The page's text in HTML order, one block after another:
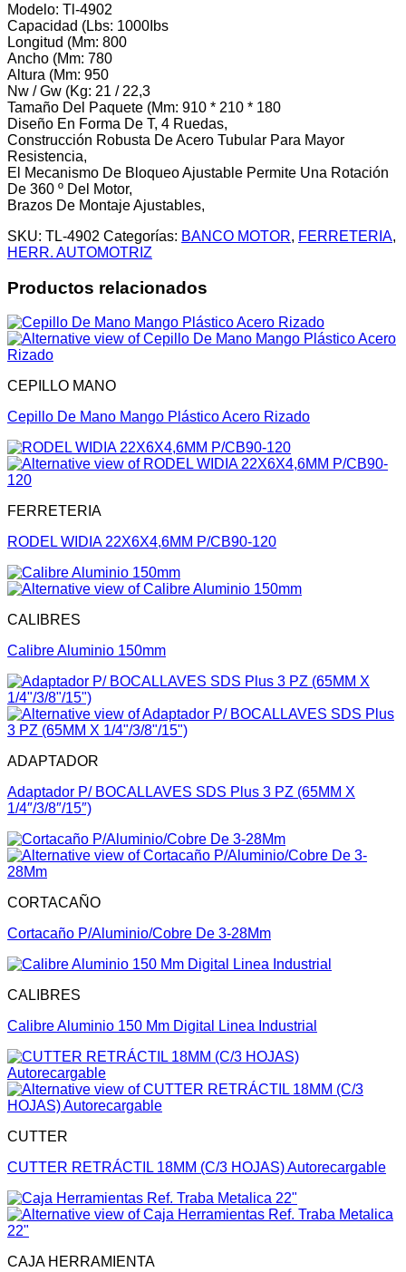
Modelo: Tl-4902
Capacidad (Lbs: 1000Ibs
Longitud (Mm: 800
Ancho (Mm: 780
Altura (Mm: 950
Nw / Gw (Kg: 21 / 22,3
Tamaño Del Paquete (Mm: 910 * 210 * 180
Diseño En Forma De T, 4 Ruedas,
Construcción Robusta De Acero Tubular Para Mayor
Resistencia,
El Mecanismo De Bloqueo Ajustable Permite Una Rotación
De 360 º Del Motor,
Brazos De Montaje Ajustables,
SKU: TL-4902 Categorías: BANCO MOTOR, FERRETERIA,
HERR. AUTOMOTRIZ
Productos relacionados
CEPILLO MANO
Cepillo De Mano Mango Plástico Acero Rizado
FERRETERIA
RODEL WIDIA 22X6X4,6MM P/CB90-120
CALIBRES
Calibre Aluminio 150mm
ADAPTADOR
Adaptador P/ BOCALLAVES SDS Plus 3 PZ (65MM X
1/4″/3/8″/15″)
CORTACAÑO
Cortacaño P/Aluminio/Cobre De 3-28Mm
CALIBRES
Calibre Aluminio 150 Mm Digital Linea Industrial
CUTTER
CUTTER RETRÁCTIL 18MM (C/3 HOJAS) Autorecargable
CAJA HERRAMIENTA